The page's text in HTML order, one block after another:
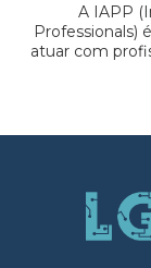
A IAPP
Professionals)
atuar com